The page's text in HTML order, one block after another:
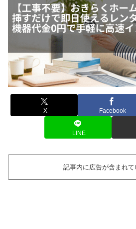
X Facebook
LINE
記事内に広告が含まれて